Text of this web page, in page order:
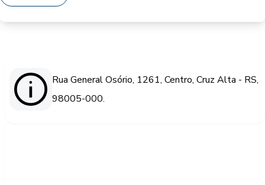
Rua General Osório, 1261, Centro, Cruz Alta - RS,
98005-000.